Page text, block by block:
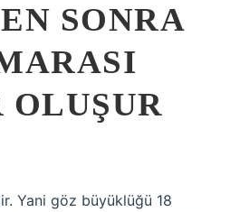
SONRA
Yani göz büyüklüğü 18